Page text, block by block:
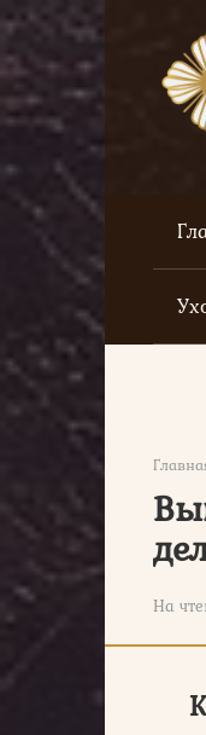
Перейти
к
контенту
На